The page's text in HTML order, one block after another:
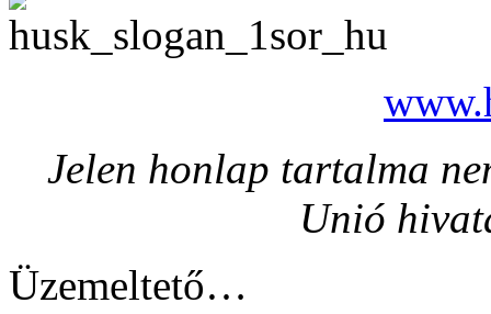
Jelen honlap tartalma
Unió
Üzemeltető…